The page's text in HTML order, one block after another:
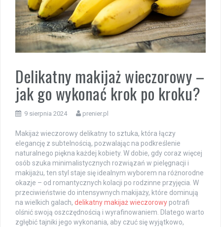
Delikatny makijaż wieczorowy –
jak go wykonać krok po kroku?
9 sierpnia 2024 prenier.pl
Makijaż wieczorowy delikatny to sztuka, która łączy
elegancję z subtelnością, pozwalając na podkreślenie
naturalnego piękna każdej kobiety. W dobie, gdy coraz więcej
osób szuka minimalistycznych rozwiązań w pielęgnacji i
makijażu, ten styl staje się idealnym wyborem na różnorodne
okazje – od romantycznych kolacji po rodzinne przyjęcia. W
przeciwieństwie do intensywnych makijaży, które dominują
na wielkich galach, delikatny makijaż wieczorowy potrafi
olśnić swoją oszczędnością i wyrafinowaniem. Dlatego warto
zgłębić tajniki jego wykonania, aby czuć się wyjątkowo,